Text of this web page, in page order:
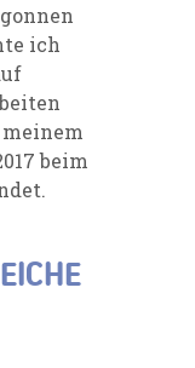
ich
beim